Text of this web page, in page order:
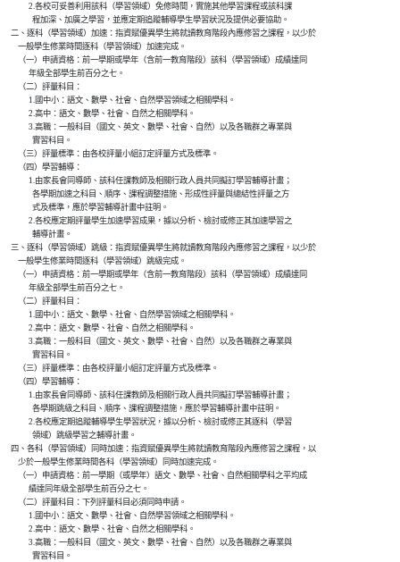
              2.各校可妥善利用該科（學習領域）免修時間，實施其他學習課程或該科課
                程加深、加廣之學習，並應定期追蹤輔導學生學習狀況及提供必要協助。
    二、逐科（學習領域）加速：指資賦優異學生將就讀教育階段內應修習之課程，以少於
        一般學生修業時間逐科（學習領域）加速完成。
        （一）申請資格：前一學期或學年（含前一教育階段）該科（學習領域）成績達同
              年級全部學生前百分之七。
        （二）評量科目：
              1.國中小：語文、數學、社會、自然學習領域之相關學科。
              2.高中：語文、數學、社會、自然之相關學科。
              3.高職：一般科目（國文、英文、數學、社會、自然）以及各職群之專業與
                實習科目。
        （三）評量標準：由各校評量小組訂定評量方式及標準。
        （四）學習輔導：
              1.由家長會同導師、該科任課教師及相關行政人員共同擬訂學習輔導計畫；
                各學期加速之科目、順序、課程調整措施、形成性評量與總結性評量之方
                式及標準，應於學習輔導計畫中註明。
              2.各校應定期評量學生加速學習成果，據以分析、檢討或修正其加速學習之
                輔導計畫。
    三、逐科（學習領域）跳級：指資賦優異學生將就讀教育階段內應修習之課程，以少於
        一般學生修業時間逐科（學習領域）跳級完成。
        （一）申請資格：前一學期或學年（含前一教育階段）該科（學習領域）成績達同
              年級全部學生前百分之七。
        （二）評量科目：
              1.國中小：語文、數學、社會、自然學習領域之相關學科。
              2.高中：語文、數學、社會、自然之相關學科。
              3.高職：一般科目（國文、英文、數學、社會、自然）以及各職群之專業與
                實習科目。
        （三）評量標準：由各校評量小組訂定評量方式及標準。
        （四）學習輔導：
              1.由家長會同導師、該科任課教師及相關行政人員共同擬訂學習輔導計畫；
                各學期跳級之科目、順序、課程調整措施，應於學習輔導計畫中註明。
              2.各校應定期追蹤輔導學生學習狀況，據以分析、檢討或修正其逐科（學習
                領域）跳級學習之輔導計畫。
    四、各科（學習領域）同時加速：指資賦優異學生將就讀教育階段內應修習之課程，以
        少於一般學生修業時間各科（學習領域）同時加速完成。
        （一）申請資格：前一學期（或學年）語文、數學、社會、自然相關學科之平均成
              績達同年級全部學生前百分之七。
        （二）評量科目：下列評量科目必須同時申請。
              1.國中小：語文、數學、社會、自然學習領域之相關學科。
              2.高中：語文、數學、社會、自然之相關學科。
              3.高職：一般科目（國文、英文、數學、社會、自然）以及各職群之專業與
                實習科目。